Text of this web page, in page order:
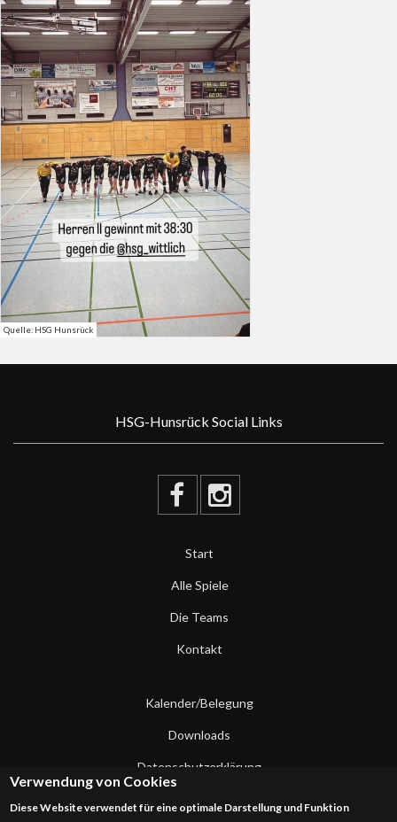
Quelle: HSG Hunsrück
HSG-Hunsrück Social Links
Start
Alle Spiele
Die Teams
Kontakt
Kalender/Belegung
Downloads
Datenschutzerklärung
Verwendung von Cookies
Diese Website verwendet für eine optimale Darstellung und Funktion